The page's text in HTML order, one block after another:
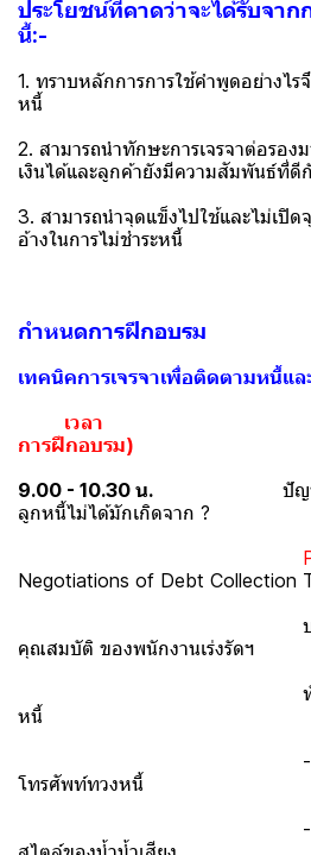
ประโยชน์ที่คาดว่าจะได้รับจา
นี้:-
1. ทราบหลักการการใช้คำพูดอย่างไร
หนี้
2. สามารถนำทักษะการเจรจาต่อรอง
เงินได้และลูกค้ายังมีความสัมพันธ์ที่ดีกั
3. สามารถนำจุดแข็งไปใช้และไม่เปิ
อ้างในการไม่ชำระหนี้
กำหนดการฝึกอบรม
เทคนิคการเจรจาเพื่อติดตามหนี้แ
เวลา
การฝึกอบรม)
9.00 - 10.30 น.
ปัญหาที่ทำใ
ลูกหนี้ไม่ได้มักเกิดจาก ?
Negotiations of Debt Collection
บทบาท และ
คุณสมบัติ ของพนักงานเร่งรัดฯ
ทักษะการใช้โ
หนี้
- การเตรียมพ
โทรศัพท์ทวงหนี้
- ลักษณะของ